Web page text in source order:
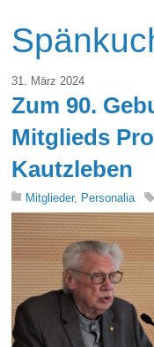
31. März 2024
Zum 90.
Mitglieds
Kautzleben
Mitglieder, Personalia